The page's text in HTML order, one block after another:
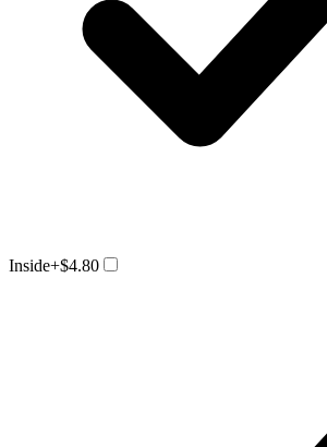
Inside+$4.80